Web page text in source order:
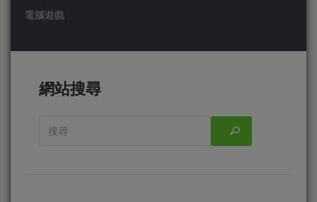
電腦遊戲
網站搜尋